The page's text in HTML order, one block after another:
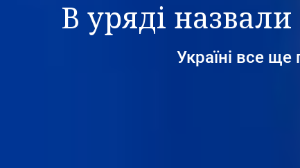
В уряді
Україні все